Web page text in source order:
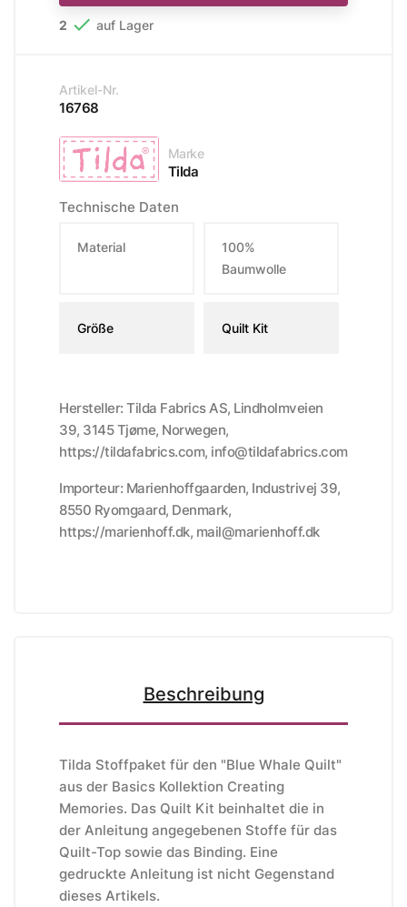
2  auf Lager
Artikel-Nr.
16768
Marke
Tilda
Technische Daten
Material
100%
Baumwolle
Größe Quilt Kit
Hersteller: Tilda Fabrics AS, Lindholmveien
39, 3145 Tjøme, Norwegen,
https://tildafabrics.com, info@tildafabrics.com
Importeur: Marienhoffgaarden, Industrivej 39,
8550 Ryomgaard, Denmark,
https://marienhoff.dk, mail@marienhoff.dk
Beschreibung
Tilda Stoffpaket für den "Blue Whale Quilt"
aus der Basics Kollektion Creating
Memories. Das Quilt Kit beinhaltet die in
der Anleitung angegebenen Stoffe für das
Quilt-Top sowie das Binding. Eine
gedruckte Anleitung ist nicht Gegenstand
dieses Artikels.